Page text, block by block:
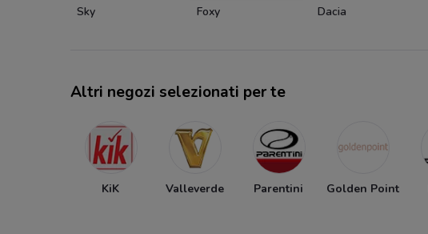
Sky Foxy Dacia
Altri negozi selezionati per te
KiK Valleverde Parentini Golden Point